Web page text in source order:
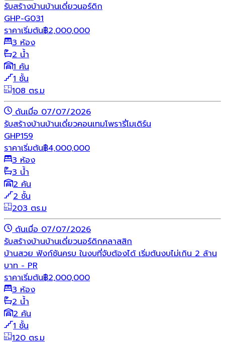
รับสร้างบ้านบ้านเดี่ยวนอร์ดิก
GHP-G031
ราคาเริ่มต้น฿2,000,000
3 ห้อง
2 น้ำ
1 คัน
1 ชั้น
108 ตร.ม
ดันเมื่อ 07/07/2026
รับสร้างบ้านบ้านเดี่ยวคอนเทมโพรารี่โมเดิร์น
GHP159
ราคาเริ่มต้น฿4,000,000
3 ห้อง
3 น้ำ
2 คัน
2 ชั้น
203 ตร.ม
ดันเมื่อ 07/07/2026
รับสร้างบ้านบ้านเดี่ยวนอร์ดิกคลาสสิก
บ้านสวย ฟังก์ชันครบ ในงบที่จับต้องได้ เริ่มต้นงบไม่เกิน 2 ล้าน
บาท - PR
ราคาเริ่มต้น฿2,000,000
3 ห้อง
2 น้ำ
2 คัน
1 ชั้น
120 ตร.ม